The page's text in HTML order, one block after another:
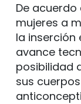
De acuerdo
mujeres a
la inserción
avance
posibilidad
sus